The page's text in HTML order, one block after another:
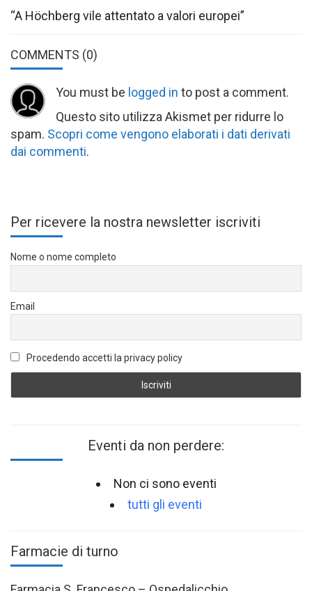
“A Höchberg vile attentato a valori europei”
COMMENTS (0)
You must be logged in to post a comment.
Questo sito utilizza Akismet per ridurre lo
spam. Scopri come vengono elaborati i dati derivati
dai commenti.
Per ricevere la nostra newsletter iscriviti
Nome o nome completo
Email
Procedendo accetti la privacy policy
Eventi da non perdere:
Non ci sono eventi
tutti gli eventi
Farmacie di turno